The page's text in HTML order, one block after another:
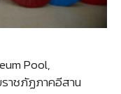
Pool,
าชภัฏภาคอีสาน